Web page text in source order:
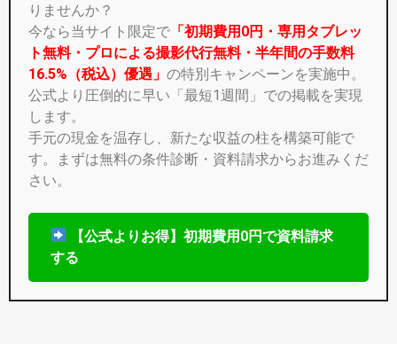
りませんか？
今なら当サイト限定で 「初期費用0円・専用タブレッ
ト無料・プロによる撮影代行無料・半年間の手数料
16.5%（税込）優遇」 の特別キャンペーンを実施中。
公式より圧倒的に早い「最短1週間」での掲載を実現
します。
手元の現金を温存し、新たな収益の柱を構築可能で
す。まずは無料の条件診断・資料請求からお進みくだ
さい。
【公式よりお得】初期費用0円で資料請求
する